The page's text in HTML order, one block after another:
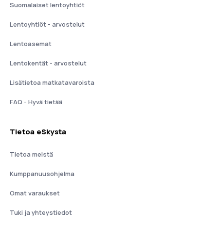
Suomalaiset lentoyhtiöt
Lentoyhtiöt - arvostelut
Lentoasemat
Lentokentät - arvostelut
Lisätietoa matkatavaroista
FAQ - Hyvä tietää
Tietoa eSkysta
Tietoa meistä
Kumppanuusohjelma
Omat varaukset
Tuki ja yhteystiedot